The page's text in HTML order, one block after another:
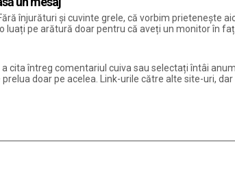
înjurături și cuvinte grele, că vorbim prietenește
luați pe arătură doar pentru că aveți un monitor în
cita întreg comentariul cuiva sau selectați întâi
doar pe acelea. Link-urile către alte site-uri,